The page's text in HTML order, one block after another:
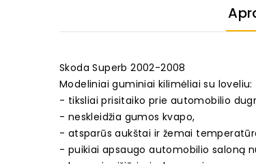
Skoda Superb 2002-2008
Modeliniai guminiai kilimėliai su loveliu:
- tiksliai prisitaiko prie automobilio
- neskleidžia gumos kvapo,
- atsparūs aukštai ir žemai
- puikiai apsaugo automobilio saloną